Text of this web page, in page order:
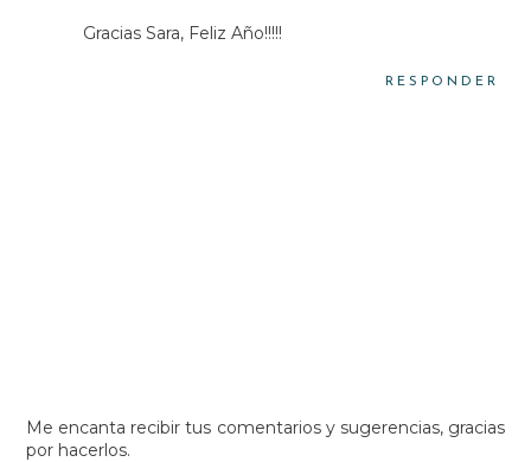
Gracias Sara, Feliz Año!!!!!
RESPONDER
Me encanta recibir tus comentarios y sugerencias, gracias
por hacerlos.